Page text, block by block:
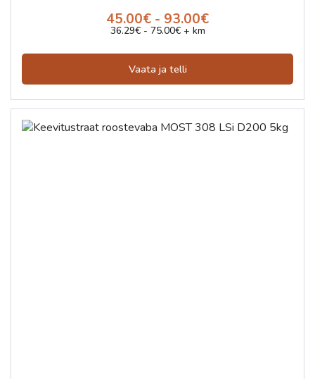
45.00€ - 93.00€
36.29€ - 75.00€ + km
Vaata ja telli